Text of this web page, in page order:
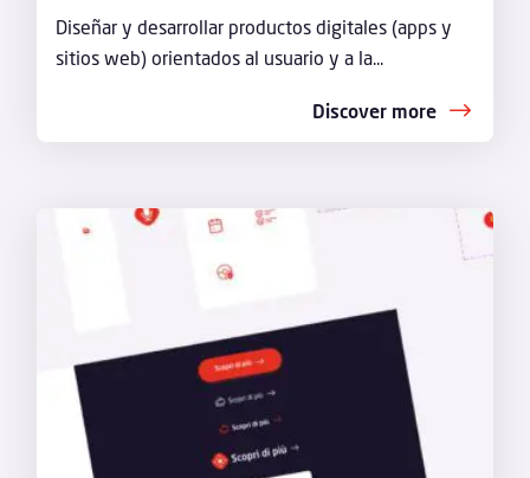
Diseñar y desarrollar productos digitales (apps y
sitios web) orientados al usuario y a la...
Discover more